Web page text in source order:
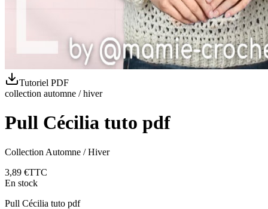
Tutoriel PDF
collection automne / hiver
Pull Cécilia tuto pdf
Collection Automne / Hiver
3,89 €TTC
En stock
Pull Cécilia tuto pdf